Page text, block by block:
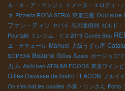
ル・エ・ア・マンジェ
ドメーヌ・エロディ・
キ Pizzeria ROBA SERIA 東京三鷹 Domaine
ファン・ティソ ヤバイ 石川亜樹則 ガルド・
Pourtalié ミレジム・ビオ2019 Cuvée Bou
エ・ナチュール Manuel 大阪うずら屋
SOPEXA Beaune Gilles Azam ボージョロ
カム Aichi ken ATSUMI FOODS 東京ワイン
Gilles Davasse de bistro FLACON ブルイ
On s'en bat les couilles 作家・リンさん Porto